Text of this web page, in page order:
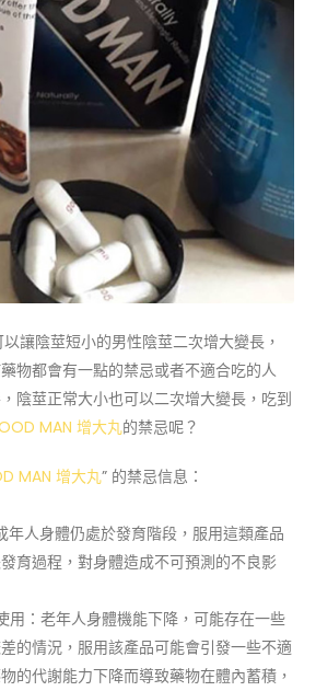
以讓陰莖短小的男性陰莖二次增大變長，
物都會有一點的禁忌或者不適合吃的人
陰莖正常大小也可以二次增大變長，吃到
MAN 增大丸的禁忌呢？
MAN 增大丸” 的禁忌信息：
年人身體仍處於發育階段，服用這類產品
育過程，對身體造成不可預測的不良影
用：老年人身體機能下降，可能存在一些
的情況，服用該產品可能會引發一些不適
的代謝能力下降而導致藥物在體內蓄積，